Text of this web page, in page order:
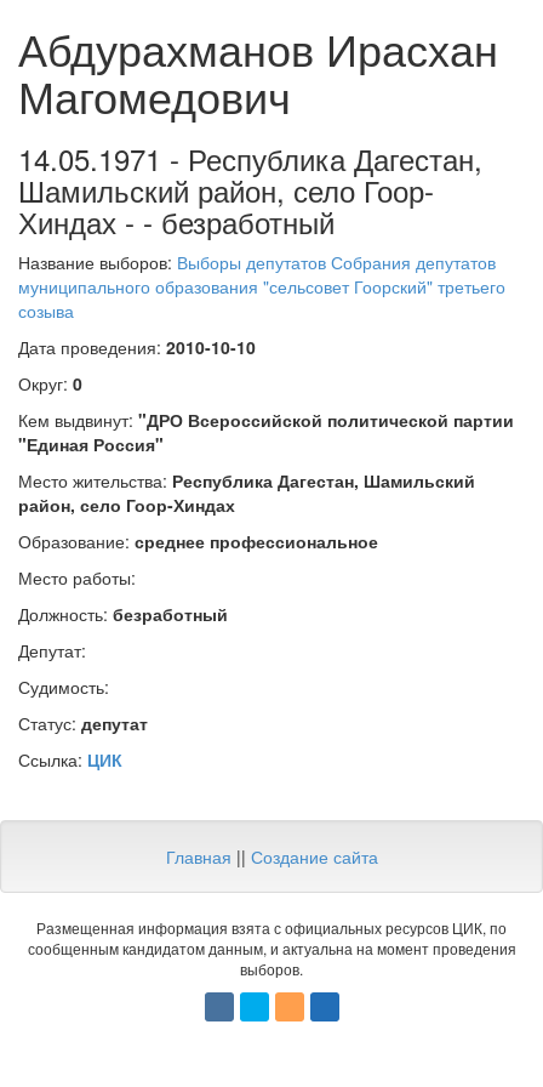
Абдурахманов Ирасхан
Магомедович
14.05.1971 - Республика Дагестан,
Шамильский район, село Гоор-
Хиндах - - безработный
Название выборов: Выборы депутатов Собрания депутатов
муниципального образования "сельсовет Гоорский" третьего
созыва
Дата проведения: 2010-10-10
Округ: 0
Кем выдвинут: "ДРО Всероссийской политической партии
"Единая Россия"
Место жительства: Республика Дагестан, Шамильский
район, село Гоор-Хиндах
Образование: среднее профессиональное
Место работы:
Должность: безработный
Депутат:
Судимость:
Статус: депутат
Ссылка: ЦИК
Главная || Создание сайта
Размещенная информация взята с официальных ресурсов ЦИК, по
сообщенным кандидатом данным, и актуальна на момент проведения
выборов.